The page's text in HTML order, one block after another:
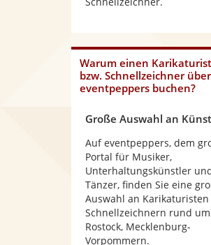
Warum einen
bzw. Schnellzeichnerüber
eventpeppers buchen?
Große Auswahl an
Auf eventpeppers, dem
Portal für Musiker,
Unterhaltungskünstler
Tänzer, finden Sie eine
Auswahl an Karikaturisten
Schnellzeichnern rund um
Rostock, Mecklenburg-
Vorpommern.